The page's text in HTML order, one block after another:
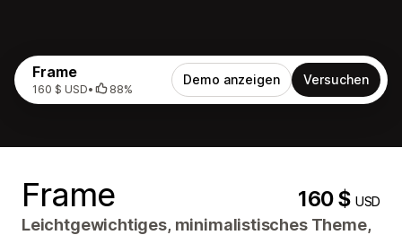
Frame
160 $ USD• 88%
Demo anzeigen Versuchen
Frame 160 $USD
Leichtgewichtiges, minimalistisches Theme,